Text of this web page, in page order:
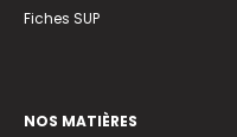
Fiches SUP
NOS MATIÈRES